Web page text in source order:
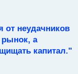
неудачников
рынок, а
капитал."